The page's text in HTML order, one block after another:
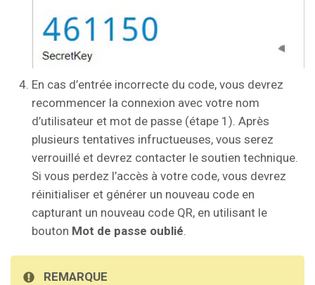
En cas d’entrée incorrecte du code, vous devrez
recommencer la connexion avec votre nom
d’utilisateur et mot de passe (étape 1). Après
plusieurs tentatives infructueuses, vous serez
verrouillé et devrez contacter le soutien technique.
Si vous perdez l’accès à votre code, vous devrez
réinitialiser et générer un nouveau code en
capturant un nouveau code QR, en utilisant le
bouton Mot de passe oublié.
REMARQUE